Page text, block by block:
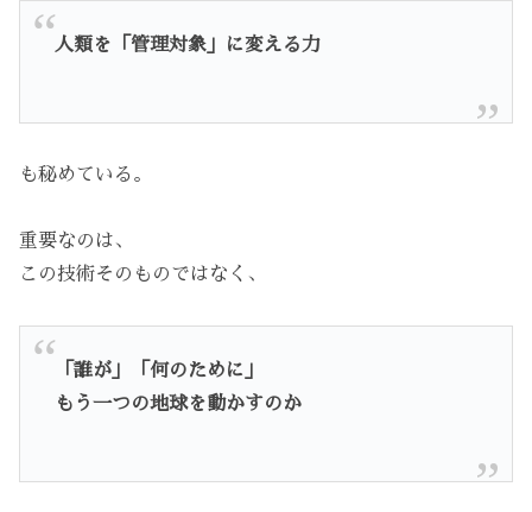
人類を「管理対象」に変える力
も秘めている。
重要なのは、
この技術そのものではなく、
「誰が」「何のために」
もう一つの地球を動かすのか